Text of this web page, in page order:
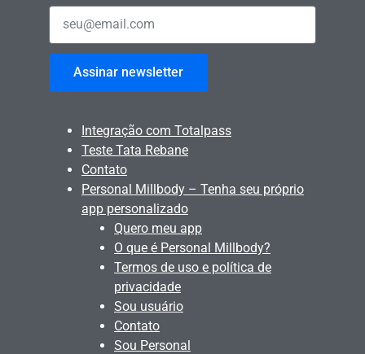
Assinar newsletter
Integração com Totalpass
Teste Tata Rebane
Contato
Personal Millbody – Tenha seu próprio
app personalizado
Quero meu app
O que é Personal Millbody?
Termos de uso e política de
privacidade
Sou usuário
Contato
Sou Personal